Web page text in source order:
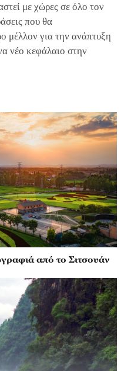
με χώρες σε όλο τον
που θα
μέλλον για την ανάπτυξη
νέο κεφάλαιο στην
από το Σιτσουάν